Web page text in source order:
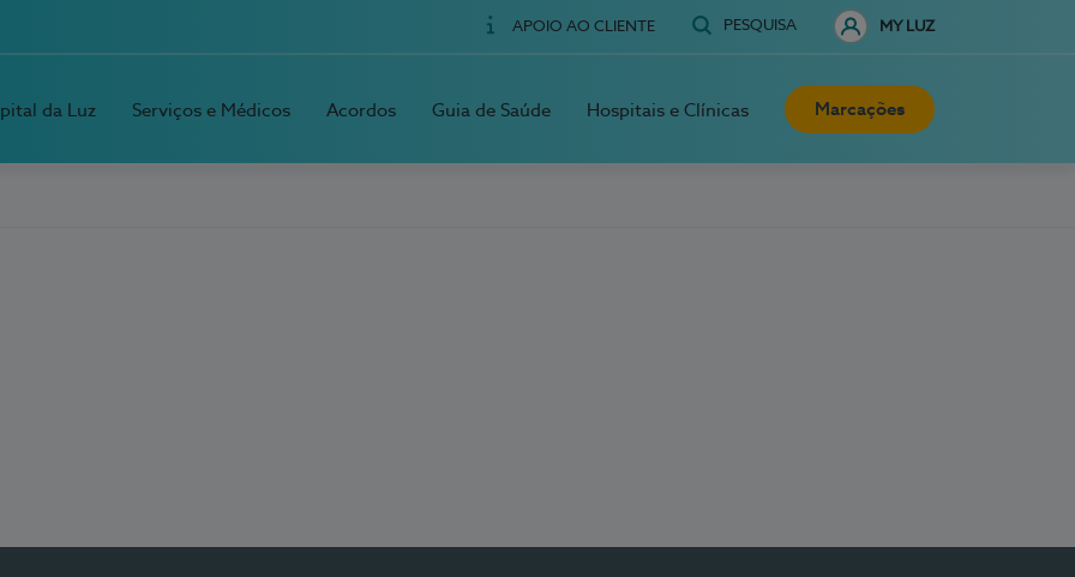
APOIO AO CLIENTE PESQUISA MY LUZ
da Luz Serviços e Médicos Acordos Guia de Saúde Hospitais e Clínicas Marcações